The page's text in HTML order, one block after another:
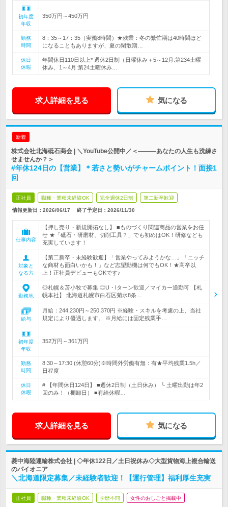
初年度
年収
350万円～450万円
勤務
時間
8：35～17：35（実働8時間）★残業：冬の繁忙期は40時間ほど
になることもありますが、夏の閑散期…
休日
休暇
年間休日110日以上* 週休2日制（日曜休み＋5～12月:第234土曜
休み、1～4月:第24土曜休み…
求人詳細を見る 気になる
新着
株式会社北海砥石商会 | ＼YouTube公開中／＜―――あなたの人生も洗練さ
せませんか？＞
#年休124日の【営業】＊若さと勢いがチャームポイント！面接1
回
正社員 職種・業種未経験OK 完全週休2日制 第二新卒歓迎
情報更新日：2026/06/17 終了予定日： 2026/11/30
仕事内容
【押し売り・新規開拓なし】 ■ものづくり関連商品の営業をお任
せ ★「砥石・研磨材、切削工具？」でも初めはOK！研修なども
充実しています！
対象と
なる方
【第二新卒・未経験歓迎】「営業やってみようかな…」「ニッチ
な商材も面白いかも！」など志望動機は何でもOK！★高卒以
上！正社員デビューもOKです♪
勤務地
◎札幌＆苫小牧で募集 ◎U・Iターン歓迎／マイカー通勤可 【札
幌本社】 北海道札幌市白石区菊水8条…
給与
月給：244,230円～250,370円 ※経験・スキルを考慮の上、当社
規定により優遇します。 ※月給には固定残業手…
初年度
年収
352万円～361万円
勤務
時間
8:30～17:30 (休憩60分)※時間外労働有無：有★平均残業1.5h／
日程度
休日
休暇
# 【年間休日124日】 ■週休2日制（土日休み） └ 土曜出勤は年2
回のみ！（棚卸日） ■有給休暇…
求人詳細を見る 気になる
菱中海陸運輸株式会社 | ◇年休122日／土日祝休み◇大型貨物海上複合輸送
のパイオニア
＼北海道限定募集／未経験者歓迎！【運行管理】福利厚生充実
正社員 職種・業種未経験OK 学歴不問 女性のおしごと掲載中